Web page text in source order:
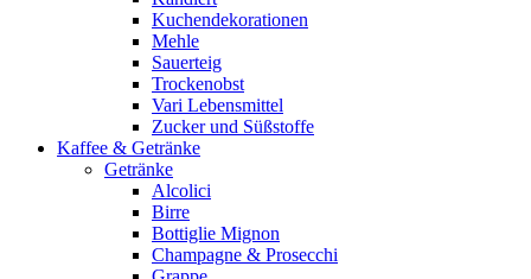
Kuchendekorationen
Mehle
Sauerteig
Trockenobst
Vari Lebensmittel
Zucker und Süßstoffe
Kaffee & Getränke
Getränke
Alcolici
Birre
Bottiglie Mignon
Champagne & Prosecchi